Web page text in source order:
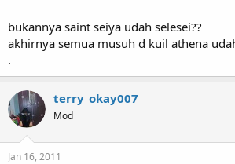
bukannya saint seiya udah selesei??
akhirnya semua musuh d kuil athena
.
terry_okay007
Mod
Jan 16, 2011